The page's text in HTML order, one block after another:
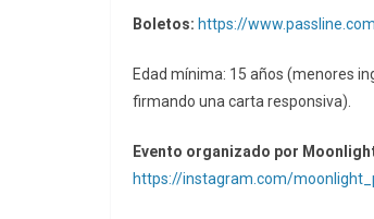
Boletos: https://
Edad mínima: 15 años (menores
firmando una carta responsiva).
Evento organizado por
https://instagram.com/